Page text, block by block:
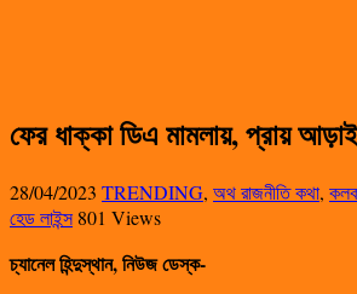
ফের ধাক্কা ডিএ মামলায়, প্রায় আড়াই
28/04/2023 TRENDING, অথ রাজনীতি কথা,
হেড লাইন্স 801 Views
চ্যানেল হিন্দুস্থান, নিউজ ডেস্ক-